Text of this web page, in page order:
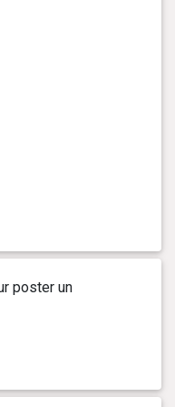
poster un